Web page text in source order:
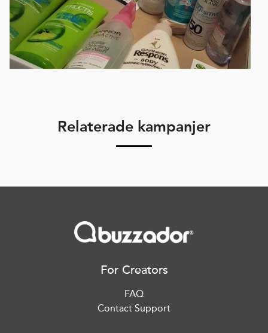
Relaterade kampanjer
For Creators
FAQ
Contact Support